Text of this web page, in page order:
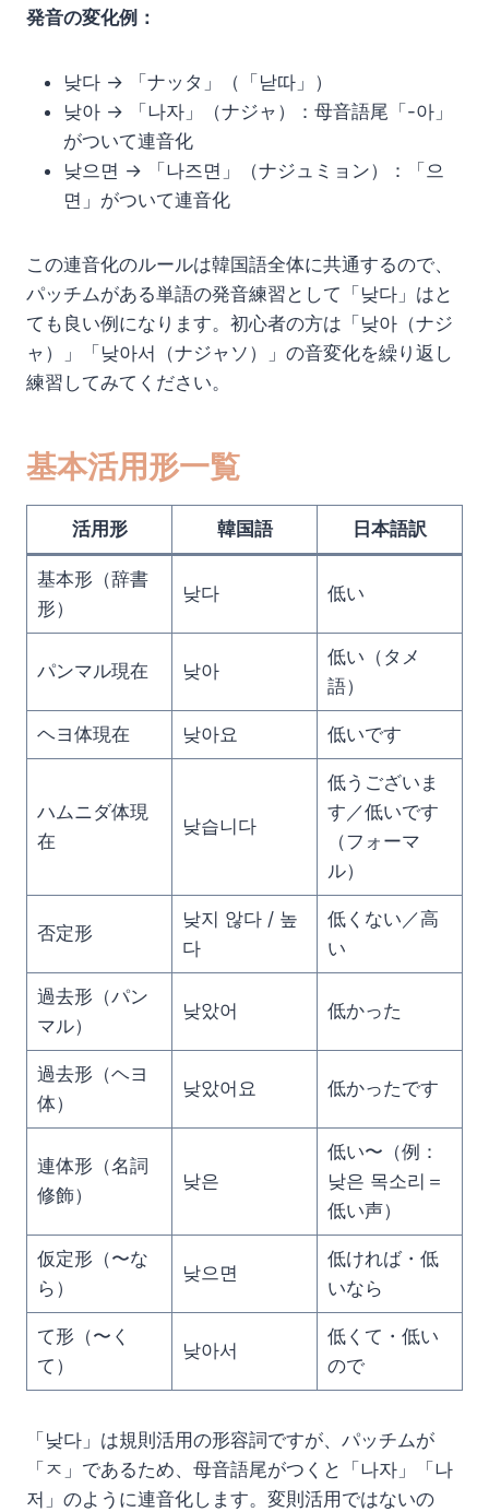
発音の変化例：
낮다 → 「ナッタ」（「낟따」）
낮아 → 「나자」（ナジャ）：母音語尾「-아」
がついて連音化
낮으면 → 「나즈면」（ナジュミョン）：「으
면」がついて連音化
この連音化のルールは韓国語全体に共通するので、
パッチムがある単語の発音練習として「낮다」はと
ても良い例になります。初心者の方は「낮아（ナジ
ャ）」「낮아서（ナジャソ）」の音変化を繰り返し
練習してみてください。
基本活用形一覧
活用形 韓国語 日本語訳
基本形（辞書
形）
낮다 低い
パンマル現在 낮아
低い（タメ
語）
ヘヨ体現在 낮아요 低いです
ハムニダ体現
在
낮습니다
低うございま
す／低いです
（フォーマ
ル）
否定形
낮지 않다 / 높
다
低くない／高
い
過去形（パン
マル）
낮았어 低かった
過去形（ヘヨ
体）
낮았어요 低かったです
連体形（名詞
修飾）
낮은
低い〜（例：
낮은 목소리＝
低い声）
仮定形（〜な
ら）
낮으면
低ければ・低
いなら
て形（〜く
て）
낮아서
低くて・低い
ので
「낮다」は規則活用の形容詞ですが、パッチムが
「ㅈ」であるため、母音語尾がつくと「나자」「나
저」のように連音化します。変則活用ではないの